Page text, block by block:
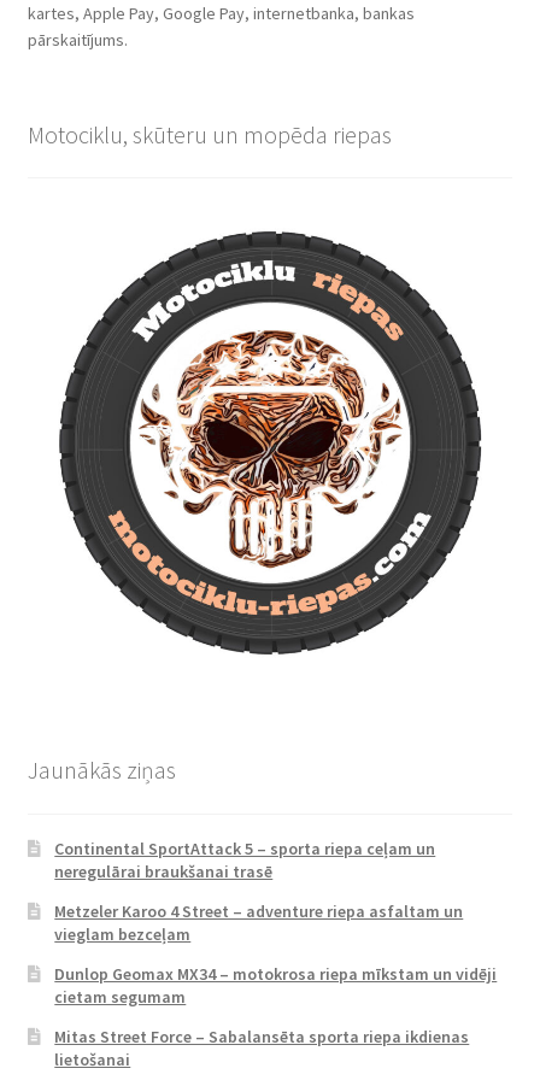
kartes, Apple Pay, Google Pay, internetbanka, bankas
pārskaitījums.
Motociklu, skūteru un mopēda riepas
Jaunākās ziņas
Continental SportAttack 5 – sporta riepa ceļam un
neregulārai braukšanai trasē
Metzeler Karoo 4 Street – adventure riepa asfaltam un
vieglam bezceļam
Dunlop Geomax MX34 – motokrosa riepa mīkstam un vidēji
cietam segumam
Mitas Street Force – Sabalansēta sporta riepa ikdienas
lietošanai